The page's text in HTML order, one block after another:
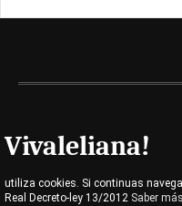
Vivaleliana!
utiliza cookies. Si continuas
Real Decreto-ley 13/2012 Saber más